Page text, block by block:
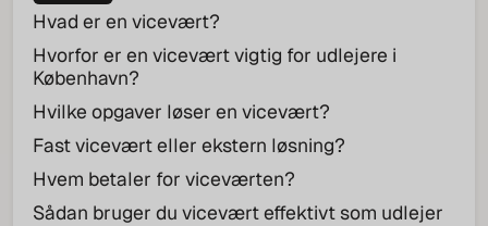
Hvad er en vicevært?
Hvorfor er en vicevært vigtig for udlejere i
København?
Hvilke opgaver løser en vicevært?
Fast vicevært eller ekstern løsning?
Hvem betaler for viceværten?
Sådan bruger du vicevært effektivt som udlejer